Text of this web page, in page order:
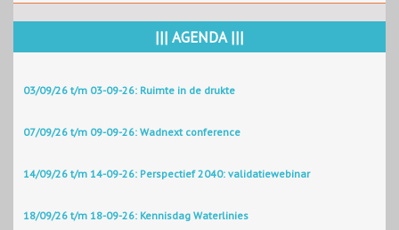
||| AGENDA |||
03/09/26 t/m 03-09-26: Ruimte in de drukte
07/09/26 t/m 09-09-26: Wadnext conference
14/09/26 t/m 14-09-26: Perspectief 2040: validatiewebinar
18/09/26 t/m 18-09-26: Kennisdag Waterlinies